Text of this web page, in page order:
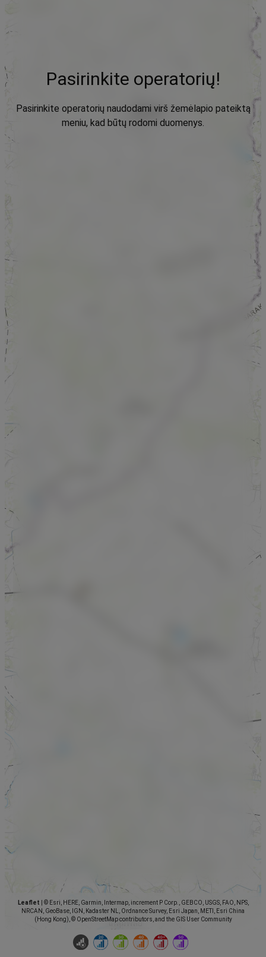
Leaflet
© Esri, HERE, Garmin, Intermap, increment P Corp., GEBCO, USGS, FAO, NPS,
NRCAN, GeoBase, IGN, Kadaster NL, Ordnance Survey, Esri Japan, METI, Esri China
(Hong Kong), © OpenStreetMap contributors, and the GIS User Community
Pasirinkite operatorių!
Pasirinkite operatorių naudodami virš žemėlapio pateiktą
meniu, kad būtų rodomi duomenys.